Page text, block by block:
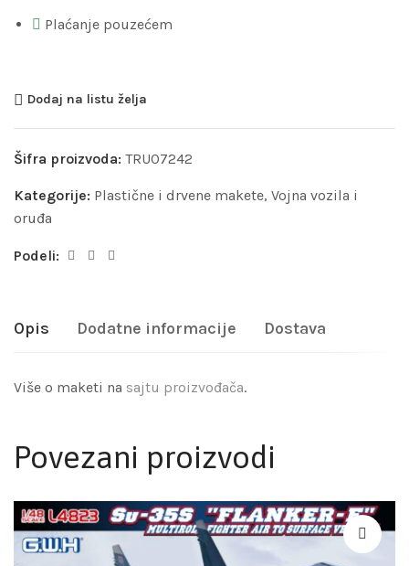
Plaćanje pouzećem
Dodaj na listu želja
Šifra proizvoda: TRU07242
Kategorije: Plastične i drvene makete, Vojna vozila i
oruđa
Podeli:
Opis Dodatne informacije Dostava
Više o maketi na sajtu proizvođača.
Povezani proizvodi